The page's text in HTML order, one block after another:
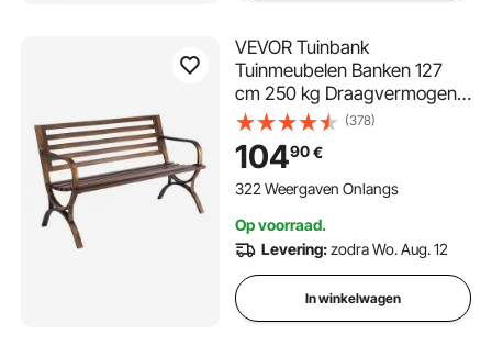
VEVOR Tuinbank
Tuinmeubelen Banken 127
cm 250 kg Draagvermogen,
Terrasbank Verandabank
met Lattenpatroon &
Armleuningen met Afgeronde
Randen, Balkonbank met
Binnenplaats Antiek Brons
(378)
10490€
322 Weergaven Onlangs
Op voorraad.
Levering:zodra Wo. Aug. 12
In winkelwagen